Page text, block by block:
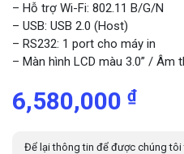
– Hỗ trợ Wi-Fi: 802.11 B/G/N
– USB: USB 2.0 (Host)
– RS232: 1 port cho máy in
– Màn hình LCD màu 3.0” / Âm
6,580,000 ₫
Để lại thông tin để được chúng